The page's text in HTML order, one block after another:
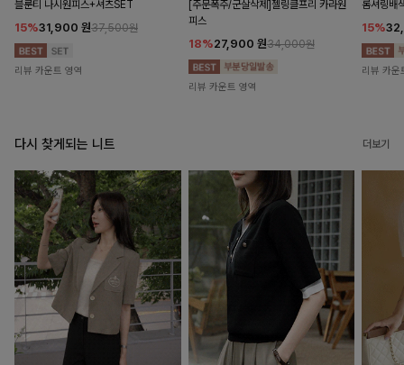
블룬티 나시원피스+셔츠SET
15%31,900 원37,500원
리뷰 카운트 영역
[주문폭주/군살삭제]젤링클프리 카라원
피스
18%27,900 원34,000원
리뷰 카운트 영역
롬셔링배
15%
리뷰 카운
다시 찾게되는 니트 더보기